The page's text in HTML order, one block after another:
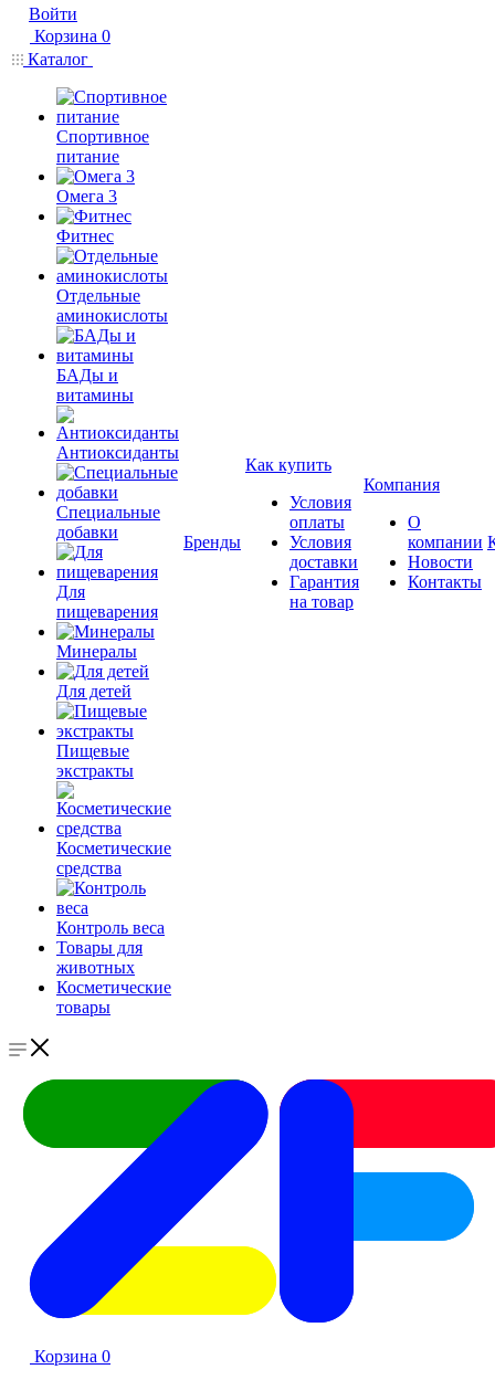
Войти
Корзина 0
Каталог
Спортивное
питание
Омега 3
Фитнес
Отдельные
аминокислоты
БАДы и
витамины
Антиоксиданты
Специальные
добавки
Для
пищеварения
Минералы
Для детей
Пищевые
экстракты
Косметические
средства
Контроль веса
Товары для
животных
Косметические
товары
Бренды
Как купить
Условия
оплаты
Условия
доставки
Гарантия
на товар
Компания
О
компании
Новости
Контакты
Корзина 0